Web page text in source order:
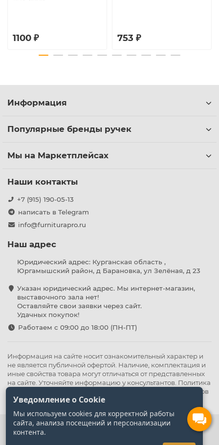
1100 ₽ 753 ₽
Информация
Популярные бренды ручек
Мы на Маркетплейсах
Наши контакты
+7 (915) 190-05-13
написать в Telegram
info@furniturapro.ru
Наш адрес
Юридический адрес: Курганская область ,
Юргамышский район, д Барановка, ул Зелёная, д 23
Указан юридический адрес. Мы интернет-магазин,
выставочного зала нет!
Оставляйте свои заявки через сайт.
Удачных покупок!
Работаем с 09:00 до 18:00 (ПН-ПТ)
Информация на сайте носит ознакомительный характер и
не является публичной офертой. Наличие, комплектация и
иные свойства товара могут отличаться от представленных
на сайте. Уточняйте информацию у консультантов. Политика
Политика обработки файлов
cookie
Уведомление о Cookie
Мы используем cookies для корректной работы
сайта, анализа посещений и персонализации
контента.